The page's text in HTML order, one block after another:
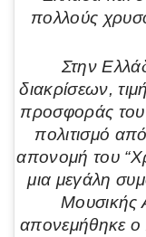
πολλούς
Στην
διακρίσεων,
προσφοράς του
πολιτισμό
απονομή του
μια μεγάλη
Μουσικής
απονεμήθηκε ο